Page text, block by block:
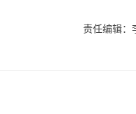
责任编辑：